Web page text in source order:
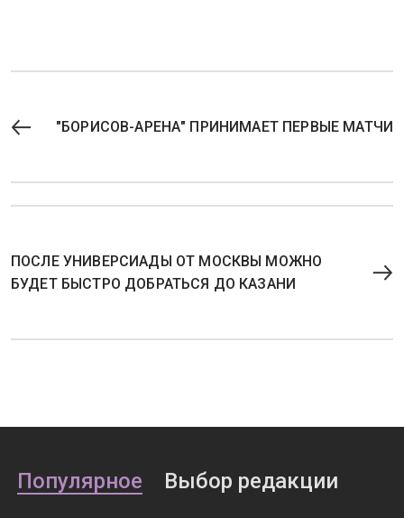
"БОРИСОВ-АРЕНА" ПРИНИМАЕТ ПЕРВЫЕ МАТЧИ
ПОСЛЕ УНИВЕРСИАДЫ ОТ МОСКВЫ МОЖНО
БУДЕТ БЫСТРО ДОБРАТЬСЯ ДО КАЗАНИ
Популярное Выбор редакции